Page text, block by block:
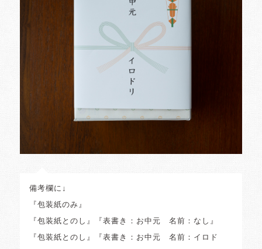
備考欄に↓
『包装紙のみ』
『包装紙とのし』『表書き：お中元 名前：なし』
『包装紙とのし』『表書き：お中元 名前：イロド